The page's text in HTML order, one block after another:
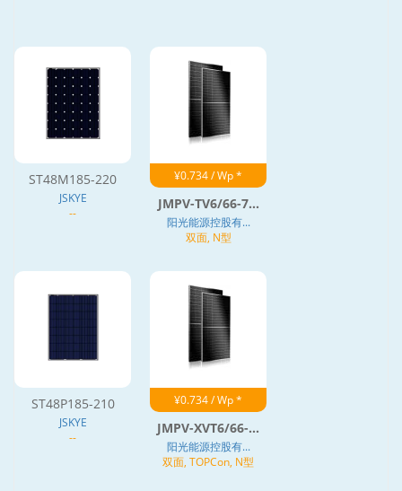
ST48M185-220
JSKYE
--
¥0.734 / Wp *
JMPV-TV6/66-7...
阳光能源控股有...
双面, N型
ST48P185-210
JSKYE
--
¥0.734 / Wp *
JMPV-XVT6/66-...
阳光能源控股有...
双面, TOPCon, N型